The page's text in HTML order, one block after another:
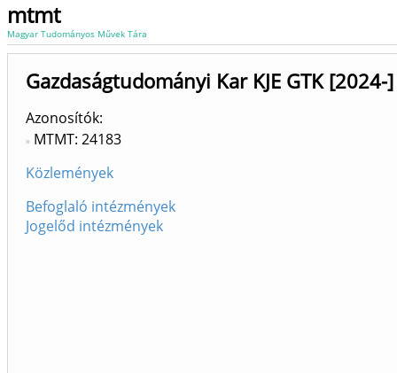
mtmt
Magyar Tudományos Művek Tára
Gazdaságtudományi Kar KJE GTK [2024-]
Azonosítók
MTMT: 24183
Közlemények
Befoglaló intézmények
Jogelőd intézmények